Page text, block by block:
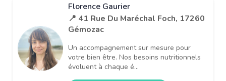
Florence Gaurier
📍 41 Rue Du Maréchal Foch, 17260
Gémozac
Un accompagnement sur mesure pour
votre bien être. Nos besoins nutritionnels
évoluent à chaque é...